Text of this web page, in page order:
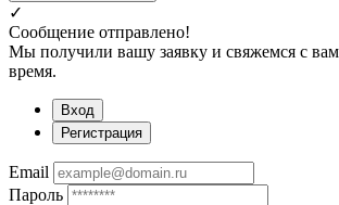
✓
Сообщение отправлено!
Мы получили вашу заявку и свяжемся с
время.
Вход
Регистрация
Email
Пароль